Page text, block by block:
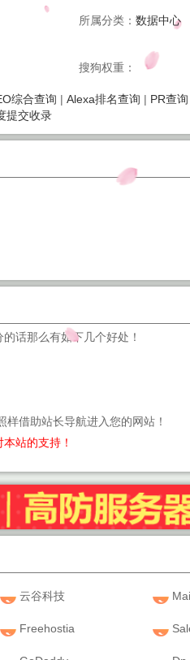
所属分类：数据中心
搜狗权重：
综合查询 | Alexa排名查询 | PR查询
提交收录
话那么有如下几个好处！
借助站长导航进入您的网站！
站的支持！
云谷科技
Freehostia